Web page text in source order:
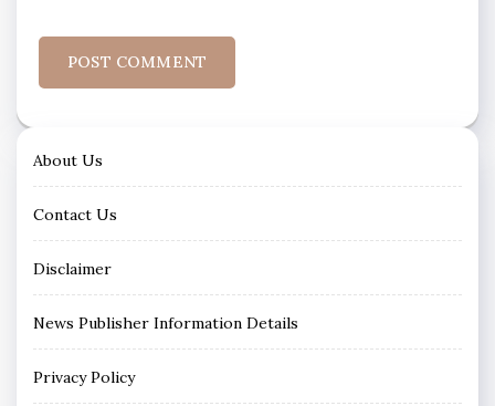
About Us
Contact Us
Disclaimer
News Publisher Information Details
Privacy Policy